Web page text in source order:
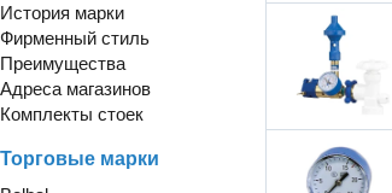
История марки
Фирменный стиль
Преимущества
Адреса магазинов
Комплекты стоек
Торговые марки